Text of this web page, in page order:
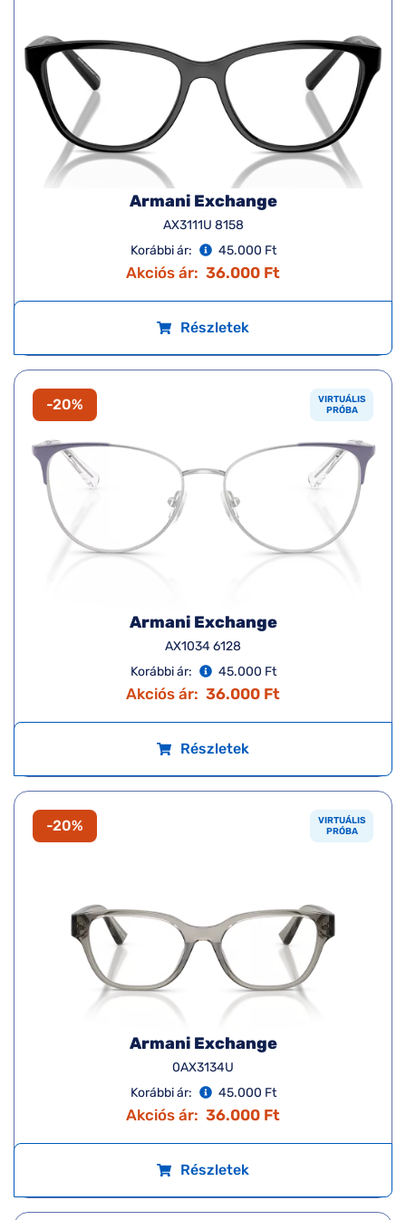
Armani Exchange
AX3111U 8158
Korábbi ár:
45.000 Ft
Akciós ár: 36.000 Ft
Részletek
-20%
VIRTUÁLIS
PRÓBA
Armani Exchange
AX1034 6128
Korábbi ár:
45.000 Ft
Akciós ár: 36.000 Ft
Részletek
-20%
VIRTUÁLIS
PRÓBA
Armani Exchange
0AX3134U
Korábbi ár:
45.000 Ft
Akciós ár: 36.000 Ft
Részletek